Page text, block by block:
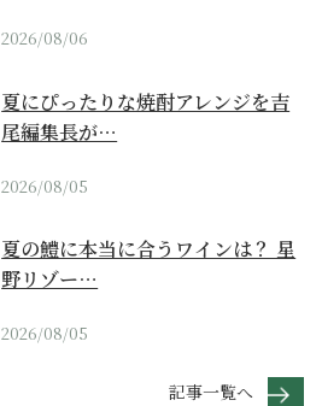
2026/08/06
夏にぴったりな焼酎アレンジを吉
尾編集長が…
2026/08/05
夏の鱧に本当に合うワインは？ 星
野リゾー…
2026/08/05
記事一覧へ